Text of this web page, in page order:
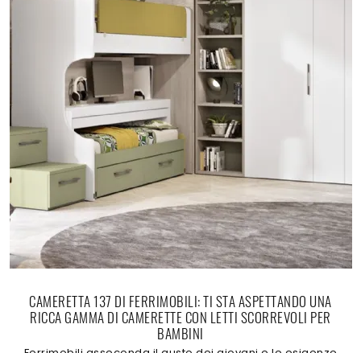
CAMERETTA 137 DI FERRIMOBILI: TI STA ASPETTANDO UNA
RICCA GAMMA DI CAMERETTE CON LETTI SCORREVOLI PER
BAMBINI